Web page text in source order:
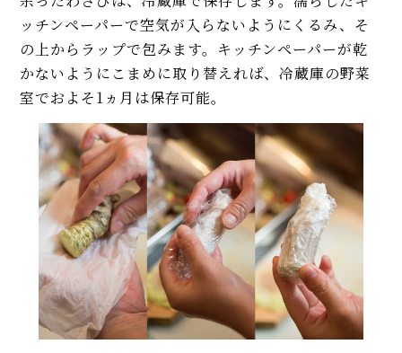
ッチンペーパーで空気が入らないようにくるみ、そ
の上からラップで包みます。キッチンペーパーが乾
かないようにこまめに取り替えれば、冷蔵庫の野菜
室でおよそ1ヵ月は保存可能。